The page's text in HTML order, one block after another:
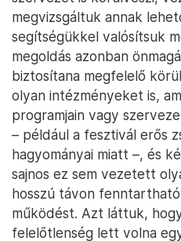
megvizsgáltuk annak
segítségükkel valósítsuk
megoldás azonban
biztosítana megfelelő
olyan intézményeket is,
programjain vagy
– például a fesztivál erős
hagyományai miatt –, és
sajnos ez sem vezetett
hosszú távon
működést. Azt láttuk,
felelőtlenség lett volna